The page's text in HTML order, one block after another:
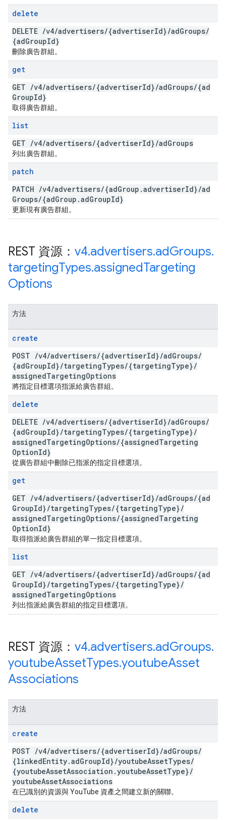
delete
DELETE /v4/advertisers/{advertiserId}/adGroups/
{adGroupId}
刪除廣告群組。
get
GET /v4/advertisers/{advertiserId}/adGroups/{ad
GroupId}
取得廣告群組。
list
GET /v4/advertisers/{advertiserId}/adGroups
列出廣告群組。
patch
PATCH /v4/advertisers/{adGroup .advertiserId}/ad
Groups/{adGroup .adGroupId}
更新現有廣告群組。
REST 資源： v4.advertisers.adGroups.
targetingTypes.assignedTargeting
Options
方法
create
POST /v4/advertisers/{advertiserId}/adGroups/
{adGroupId}/targetingTypes/{targetingType}/
assignedTargetingOptions
將指定目標選項指派給廣告群組。
delete
DELETE /v4/advertisers/{advertiserId}/adGroups/
{adGroupId}/targetingTypes/{targetingType}/
assignedTargetingOptions/{assignedTargeting
OptionId}
從廣告群組中刪除已指派的指定目標選項。
get
GET /v4/advertisers/{advertiserId}/adGroups/{ad
GroupId}/targetingTypes/{targetingType}/
assignedTargetingOptions/{assignedTargeting
OptionId}
取得指派給廣告群組的單一指定目標選項。
list
GET /v4/advertisers/{advertiserId}/adGroups/{ad
GroupId}/targetingTypes/{targetingType}/
assignedTargetingOptions
列出指派給廣告群組的指定目標選項。
REST 資源： v4.advertisers.adGroups.
youtubeAssetTypes.youtubeAsset
Associations
方法
create
POST /v4/advertisers/{advertiserId}/adGroups/
{linkedEntity.adGroupId}/youtubeAssetTypes/
{youtubeAssetAssociation .youtubeAssetType}/
youtubeAssetAssociations
在已識別的資源與 YouTube 資產之間建立新的關聯。
delete